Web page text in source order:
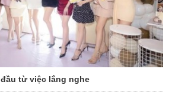
từ việc lắng nghe